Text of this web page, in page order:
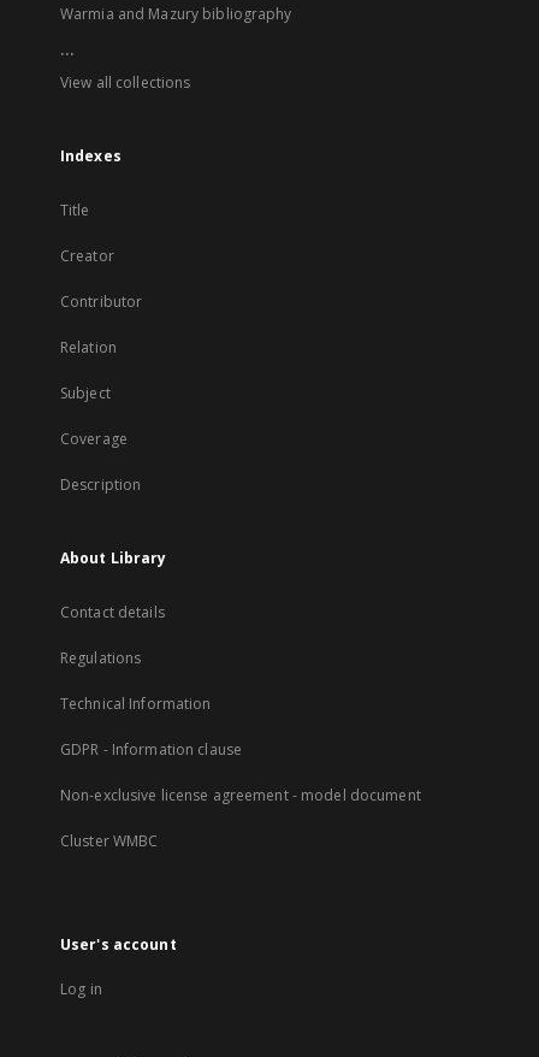
Warmia and Mazury bibliography
...
View all collections
Indexes
Title
Creator
Contributor
Relation
Subject
Coverage
Description
About Library
Contact details
Regulations
Technical Information
GDPR - Information clause
Non-exclusive license agreement - model document
Cluster WMBC
User's account
Log in